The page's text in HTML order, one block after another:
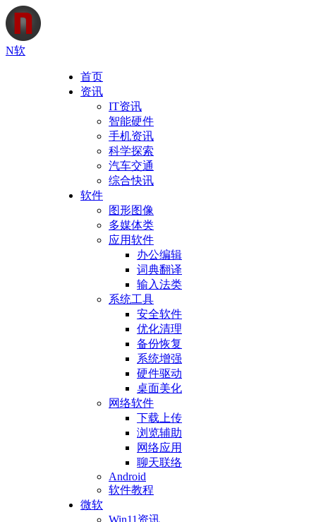
N软
首页
资讯
IT资讯
智能硬件
手机资讯
科学探索
汽车交通
综合快讯
软件
图形图像
多媒体类
应用软件
办公编辑
词典翻译
输入法类
系统工具
安全软件
优化清理
备份恢复
系统增强
硬件驱动
桌面美化
网络软件
下载上传
浏览辅助
网络应用
聊天联络
Android
软件教程
微软
Win11资讯